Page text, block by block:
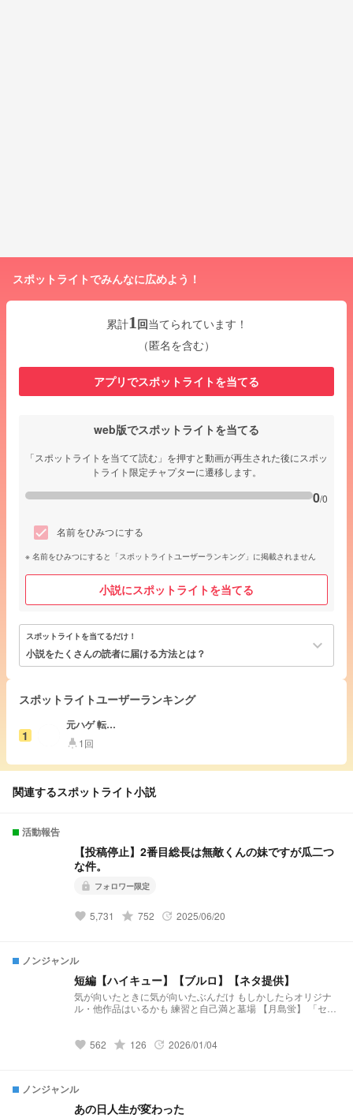
スポットライトでみんなに広めよう！
累計1回当てられています！
（匿名を含む）
アプリでスポットライトを当てる
web版でスポットライトを当てる
「スポットライトを当てて読む」を押すと動画が再生された後にスポッ
トライト限定チャプターに遷移します。
0/0
名前をひみつにする
名前をひみつにすると「スポットライトユーザーランキング」に掲載されません
小説にスポットライトを当てる
スポットライトを当てるだけ！
小説をたくさんの読者に届ける方法とは？ keyboard_arrow_down
スポットライトユーザーランキング
1
元ハゲ 転生
済
highlight 1回
関連するスポットライト小説
活動報告
【投稿停止】2番目総長は無敵くんの妹ですが瓜二つ
な件。
lock フォロワー限定
favorite 5,731 grade 752 update 2025/06/20
ノンジャンル
短編【ハイキュー】【ブルロ】【ネタ提供】
気が向いたときに気が向いたぶんだけ もしかしたらオリジナ
ル・他作品はいるかも 練習と自己満と墓場 【月島蛍】 「セレ
治】 「先輩、まだ独り身なんすか？(笑)」 小説になりました↓
【白布】 「浮いてた彼女が”浮いて”いた」 小説になりました↓
↓ ↓ https://novel.prcm.jp/novel/wm18GhLSixpJNbKeARoK
【宮侑】(角名) 「ちみけも買ったら男子高校生拾った話」 小説
favorite 562 grade 126 update 2026/01/04
ノンジャンル
あの日人生が変わった